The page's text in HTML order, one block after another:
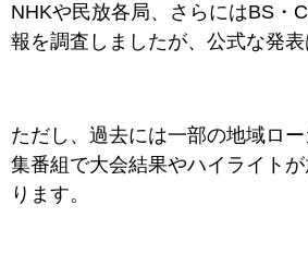
NHKや民放各局、さらにはBS・
報を調査しましたが、公式な発表
ただし、過去には一部の地域ロ
集番組で大会結果やハイライト
ります。